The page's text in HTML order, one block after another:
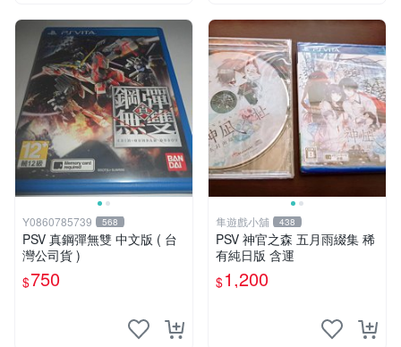
Y0860785739 568
PSV 真鋼彈無雙 中文版 ( 台
灣公司貨 )
$750
隼遊戲小舖 438
PSV 神官之森 五月雨綴集 稀
有純日版 含運
$1,200